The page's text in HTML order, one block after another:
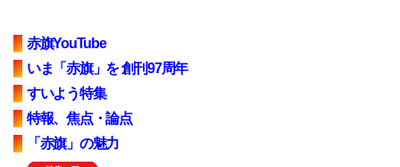
赤旗YouTube
いま「赤旗」を 創刊97周年
すいよう特集
特報、焦点・論点
「赤旗」の魅力